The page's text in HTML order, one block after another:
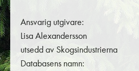
Ansvarig utgivare:
Lisa Alexandersson
utsedd av Skogsindustrierna
Databasens namn: